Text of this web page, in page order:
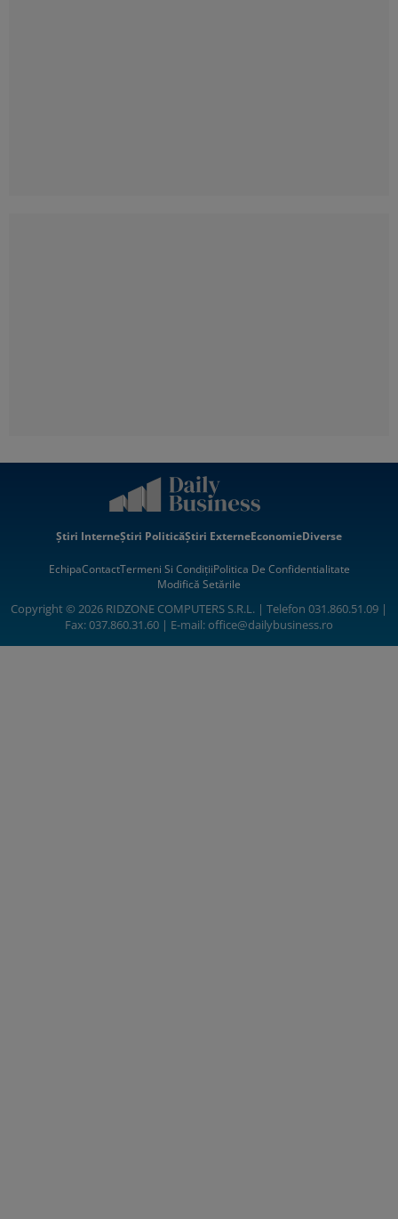
Știri InterneȘtiri PoliticăȘtiri ExterneEconomieDiverse
EchipaContactTermeni Si CondițiiPolitica De Confidentialitate
Modifică Setările
Copyright © 2026 RIDZONE COMPUTERS S.R.L. | Telefon 031.860.51.09 |
Fax: 037.860.31.60 | E-mail:office@dailybusiness.ro